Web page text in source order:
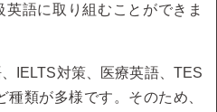
語に取り組むことができま
IELTS対策、医療英語、TES
類が多様です。そのため、